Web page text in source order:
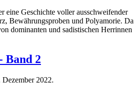
eine Geschichte voller ausschweifender
Bewährungsproben und Polyamorie. Da
dominanten und sadistischen Herrinnen
Band 2
Dezember 2022.